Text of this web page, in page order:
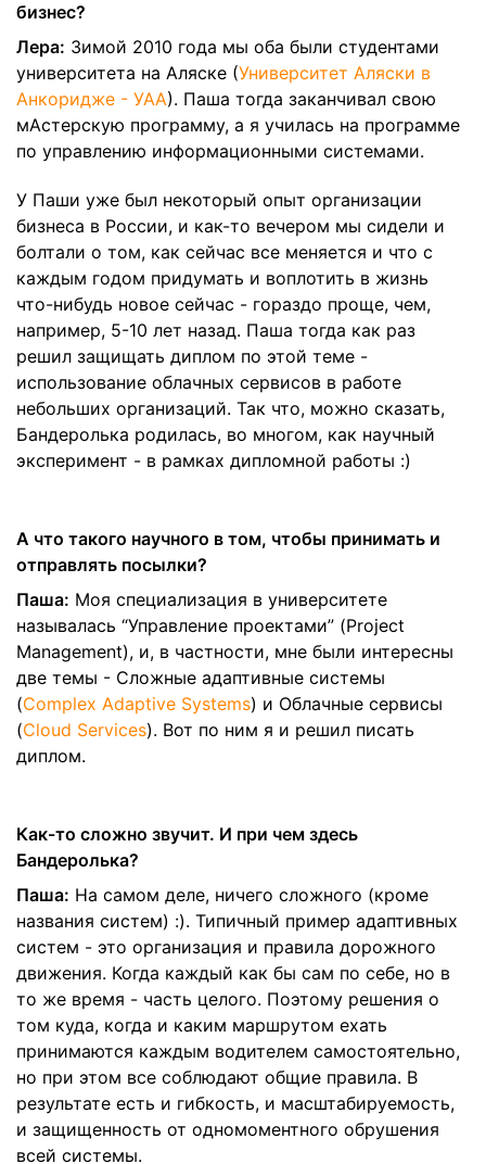
бизнес?
Лера: Зимой 2010 года мы оба были студентами
университета на Аляске (Университет Аляски в
Анкоридже - УАА). Паша тогда заканчивал свою
мАстерскую программу, а я училась на программе
по управлению информационными системами.
У Паши уже был некоторый опыт организации
бизнеса в России, и как-то вечером мы сидели и
болтали о том, как сейчас все меняется и что с
каждым годом придумать и воплотить в жизнь
что-нибудь новое сейчас - гораздо проще, чем,
например, 5-10 лет назад. Паша тогда как раз
решил защищать диплом по этой теме -
использование облачных сервисов в работе
небольших организаций. Так что, можно сказать,
Бандеролька родилась, во многом, как научный
эксперимент - в рамках дипломной работы :)
А что такого научного в том, чтобы принимать и
отправлять посылки?
Паша: Моя специализация в университете
называлась “Управление проектами” (Project
Management), и, в частности, мне были интересны
две темы - Сложные адаптивные системы
(Complex Adaptive Systems) и Облачные сервисы
(Cloud Services). Вот по ним я и решил писать
диплом.
Как-то сложно звучит. И при чем здесь
Бандеролька?
Паша: На самом деле, ничего сложного (кроме
названия систем) :). Типичный пример адаптивных
систем - это организация и правила дорожного
движения. Когда каждый как бы сам по себе, но в
то же время - часть целого. Поэтому решения о
том куда, когда и каким маршрутом ехать
принимаются каждым водителем самостоятельно,
но при этом все соблюдают общие правила. В
результате есть и гибкость, и масштабируемость,
и защищенность от одномоментного обрушения
всей системы.